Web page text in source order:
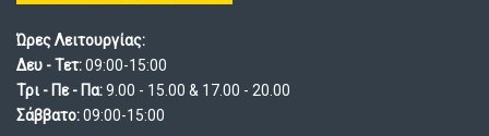
Ώρες Λειτουργίας:
Δευ - Τετ:09:00-15:00
Τρι - Πε - Πα:9.00 - 15.00 & 17.00 - 20.00
Σάββατο:09:00-15:00